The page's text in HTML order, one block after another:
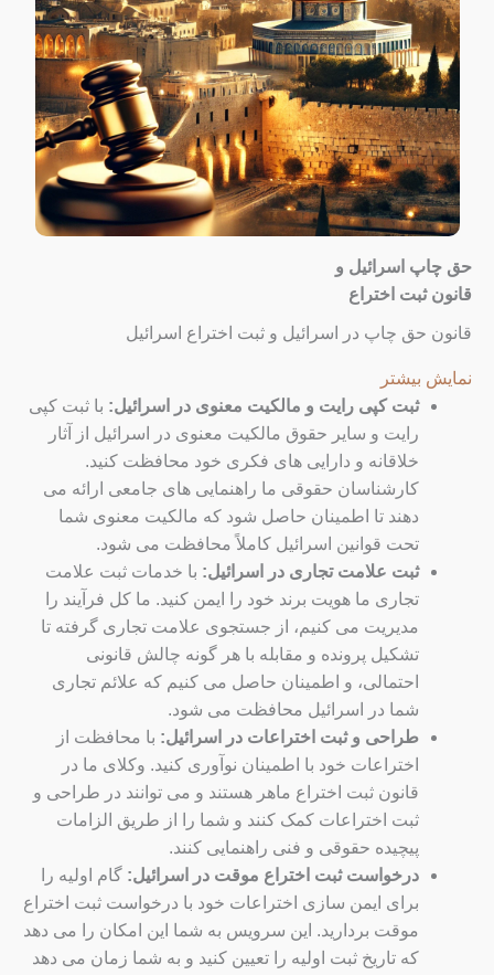
حق چاپ اسرائیل و
قانون ثبت اختراع
قانون حق چاپ در اسرائیل و ثبت اختراع اسرائیل
نمایش بیشتر
ثبت کپی رایت و مالکیت معنوی در اسرائیل: با ثبت کپی
رایت و سایر حقوق مالکیت معنوی در اسرائیل از آثار
خلاقانه و دارایی های فکری خود محافظت کنید.
کارشناسان حقوقی ما راهنمایی های جامعی ارائه می
دهند تا اطمینان حاصل شود که مالکیت معنوی شما
تحت قوانین اسرائیل کاملاً محافظت می شود.
ثبت علامت تجاری در اسرائیل: با خدمات ثبت علامت
تجاری ما هویت برند خود را ایمن کنید. ما کل فرآیند را
مدیریت می کنیم، از جستجوی علامت تجاری گرفته تا
تشکیل پرونده و مقابله با هر گونه چالش قانونی
احتمالی، و اطمینان حاصل می کنیم که علائم تجاری
شما در اسرائیل محافظت می شود.
طراحی و ثبت اختراعات در اسرائیل: با محافظت از
اختراعات خود با اطمینان نوآوری کنید. وکلای ما در
قانون ثبت اختراع ماهر هستند و می توانند در طراحی و
ثبت اختراعات کمک کنند و شما را از طریق الزامات
پیچیده حقوقی و فنی راهنمایی کنند.
درخواست ثبت اختراع موقت در اسرائیل: گام اولیه را
برای ایمن سازی اختراعات خود با درخواست ثبت اختراع
موقت بردارید. این سرویس به شما این امکان را می دهد
که تاریخ ثبت اولیه را تعیین کنید و به شما زمان می دهد